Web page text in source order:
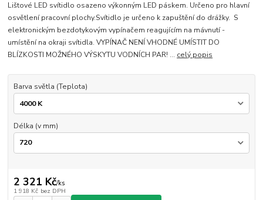
Lištové LED svítidlo osazeno výkonným LED páskem. Určeno pro hlavní
osvětlení pracovní plochy.Svítidlo je určeno k zapuštění do drážky. S
elektronickým bezdotykovým vypínačem reagujícím na mávnutí -
umístění na okraji svítidla. VYPÍNAČ NENÍ VHODNÉ UMÍSTIT DO
BLÍZKOSTI MOŽNÉHO VÝSKYTU VODNÍCH PAR! ... celý popis
Barva světla (Teplota)
Délka (v mm)
2 321 Kč/ks
1 918 Kč bez DPH